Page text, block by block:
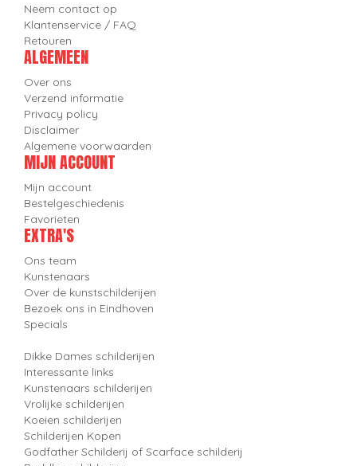
Neem contact op
Klantenservice / FAQ
Retouren
ALGEMEEN
Over ons
Verzend informatie
Privacy policy
Disclaimer
Algemene voorwaarden
MIJN ACCOUNT
Mijn account
Bestelgeschiedenis
Favorieten
EXTRA'S
Ons team
Kunstenaars
Over de kunstschilderijen
Bezoek ons in Eindhoven
Specials
Dikke Dames schilderijen
Interessante links
Kunstenaars schilderijen
Vrolijke schilderijen
Koeien schilderijen
Schilderijen Kopen
Godfather Schilderij of Scarface schilderij